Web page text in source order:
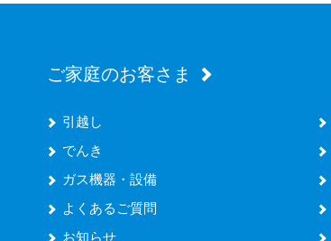
ご家庭のお客さま
引越し
でんき
ガス機器・設備
よくあるご質問
お知らせ